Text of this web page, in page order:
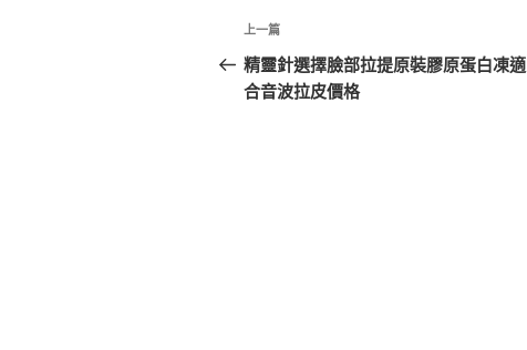
文
章
導
上
一
篇
上一篇
精靈針選擇臉部拉提原裝膠原蛋白凍適
合音波拉皮價格